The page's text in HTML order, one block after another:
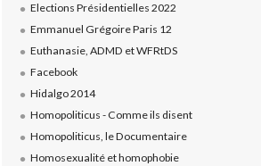
Elections Présidentielles 2022
Emmanuel Grégoire Paris 12
Euthanasie, ADMD et WFRtDS
Facebook
Hidalgo 2014
Homopoliticus - Comme ils disent
Homopoliticus, le Documentaire
Homosexualité et homophobie